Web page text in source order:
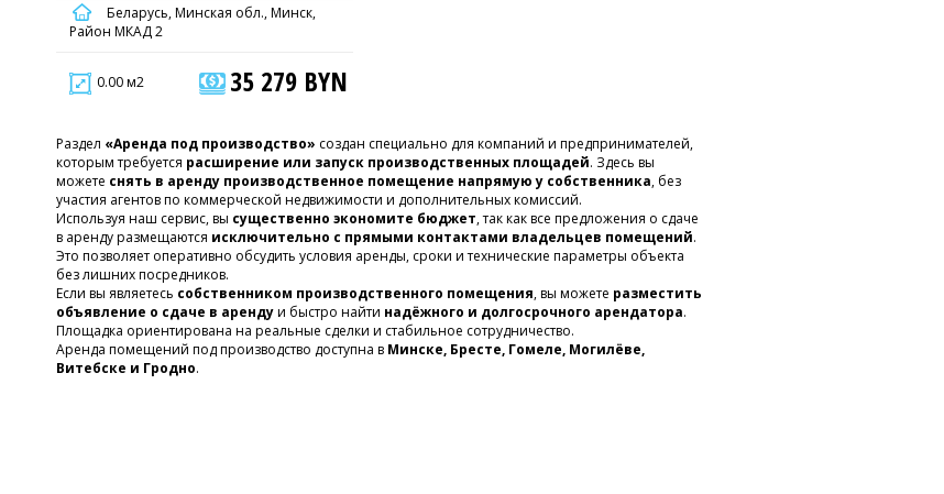
Беларусь, Минская обл., Минск,
Район МКАД 2
0.00 м2 35 279 BYN
Раздел «Аренда под производство» создан специально для компаний и предпринимателей,
которым требуется расширение или запуск производственных площадей. Здесь вы
можете снять в аренду производственное помещение напрямую у собственника, без
участия агентов по коммерческой недвижимости и дополнительных комиссий.
Используя наш сервис, вы существенно экономите бюджет, так как все предложения о сдаче
в аренду размещаются исключительно с прямыми контактами владельцев помещений.
Это позволяет оперативно обсудить условия аренды, сроки и технические параметры объекта
без лишних посредников.
Если вы являетесь собственником производственного помещения, вы можете разместить
объявление о сдаче в арендуи быстро найти надёжного и долгосрочного арендатора.
Площадка ориентирована на реальные сделки и стабильное сотрудничество.
Аренда помещений под производство доступна в Минске, Бресте, Гомеле, Могилёве,
Витебске и Гродно.